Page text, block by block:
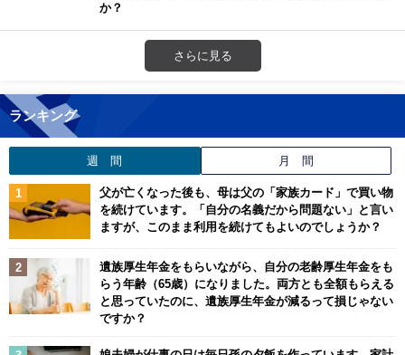
か？
さらに見る
ランキング
週 間 月 間
父が亡くなった後も、母は父の「家族カード」で買い物
を続けています。「自分の名義だから問題ない」と言い
ますが、このまま利用を続けてもよいのでしょうか？
遺族厚生年金をもらいながら、自分の老齢厚生年金をも
らう年齢（65歳）になりました。両方とも全額もらえる
と思っていたのに、遺族厚生年金が減るって損じゃない
ですか？